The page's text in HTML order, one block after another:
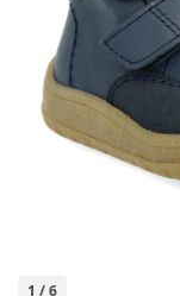
1 /6